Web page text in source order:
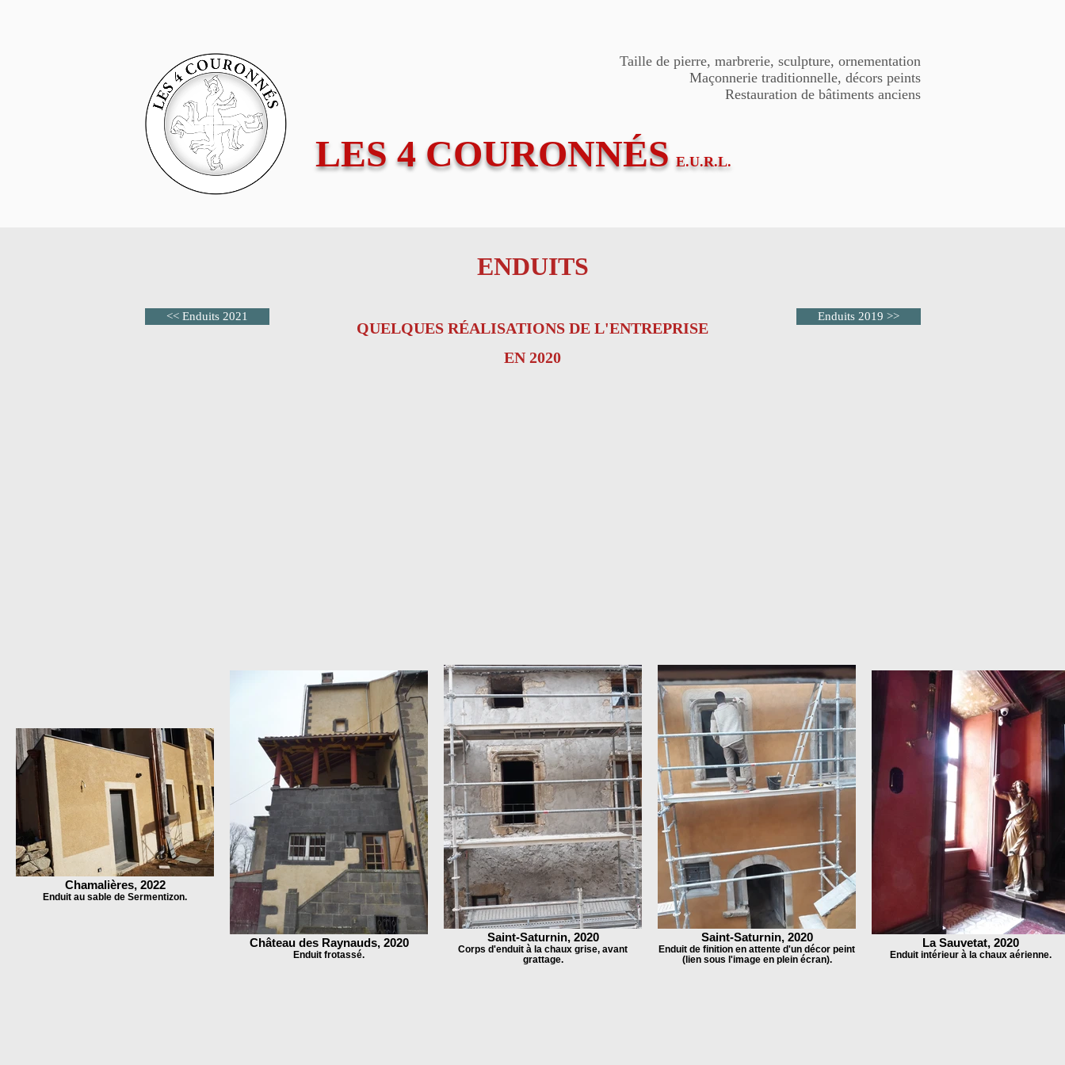
Taille de pierre, marbrerie, sculpture, ornementation
Maçonnerie traditionnelle, décors peints
Restauration de bâtiments anciens
LES 4 COURONNÉS E.U.R.L.
<< Enduits 2021
ENDUITS
QUELQUES RÉALISATIONS DE L'ENTREPRISE
EN 2020
Enduits 2019 >>
Chamalières, 2022
Enduit au sable de Sermentizon.
Château des Raynauds, 2020
Enduit frotassé.
Saint-Saturnin, 2020
Corps d'enduit à la chaux grise, avant
grattage.
Saint-Saturnin, 2020
Enduit de finition en attente d'un décor peint
(lien sous l'image en plein écran).
La Sauvetat, 2020
Enduit intérieur à la chaux aérienne.